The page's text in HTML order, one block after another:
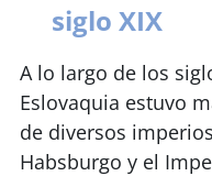
siglo XIX
A lo largo de los
Eslovaquia estuvo
de diversos
Habsburgo y el